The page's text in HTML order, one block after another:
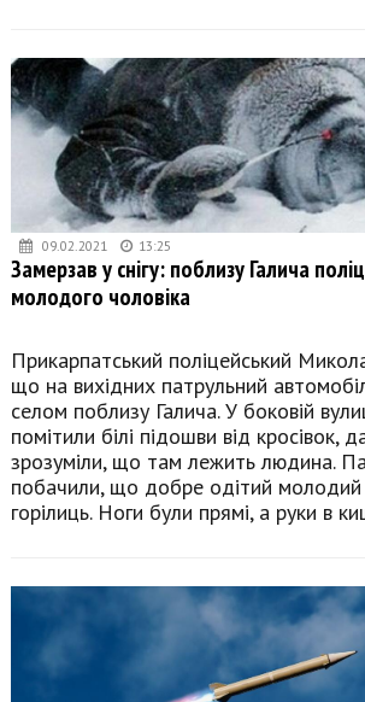
09.02.2021 13:25
Замерзав у снігу: поблизу Галича
молодого чоловіка
Прикарпатський поліцейський
що на вихідних патрульний
селом поблизу Галича. У боковій
помітили білі підошви від кросівок,
зрозуміли, що там лежить людина.
побачили, що добре одітий молодий
горілиць. Ноги були прямі, а руки в